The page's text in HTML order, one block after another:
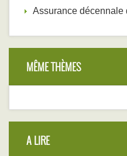
Assurance décennale
MÊME THÈMES
A LIRE